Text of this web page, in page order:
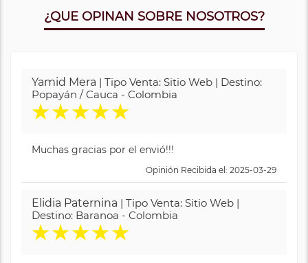
¿QUE OPINAN SOBRE NOSOTROS?
Yamid Mera | Tipo Venta: Sitio Web | Destino:
Popayán / Cauca - Colombia
★★★★★
Muchas gracias por el envió!!!
Opinión Recibida el: 2025-03-29
Elidia Paternina | Tipo Venta: Sitio Web |
Destino: Baranoa - Colombia
★★★★★